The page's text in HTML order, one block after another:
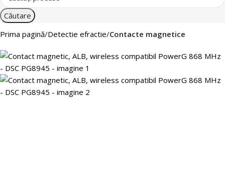
Căutare
Prima pagină Detectie efractie Contacte magnetice